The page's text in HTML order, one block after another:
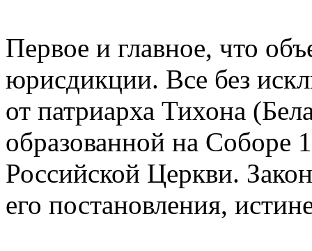
Первое и главное, что
юрисдикции. Все без
от патриарха Тихона
образованной на Соборе
Российской Церкви.
его постановления,